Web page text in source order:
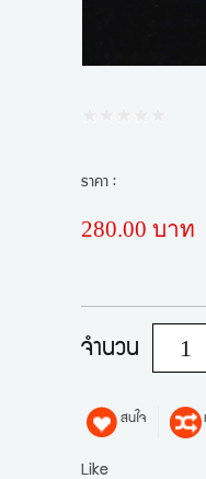
ราคา :
280.00 บาท
จำนวน
สนใจ
Like